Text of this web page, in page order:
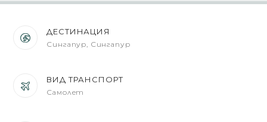
ДЕСТИНАЦИЯ
Сингапур, Сингапур
ВИД ТРАНСПОРТ
Самолет